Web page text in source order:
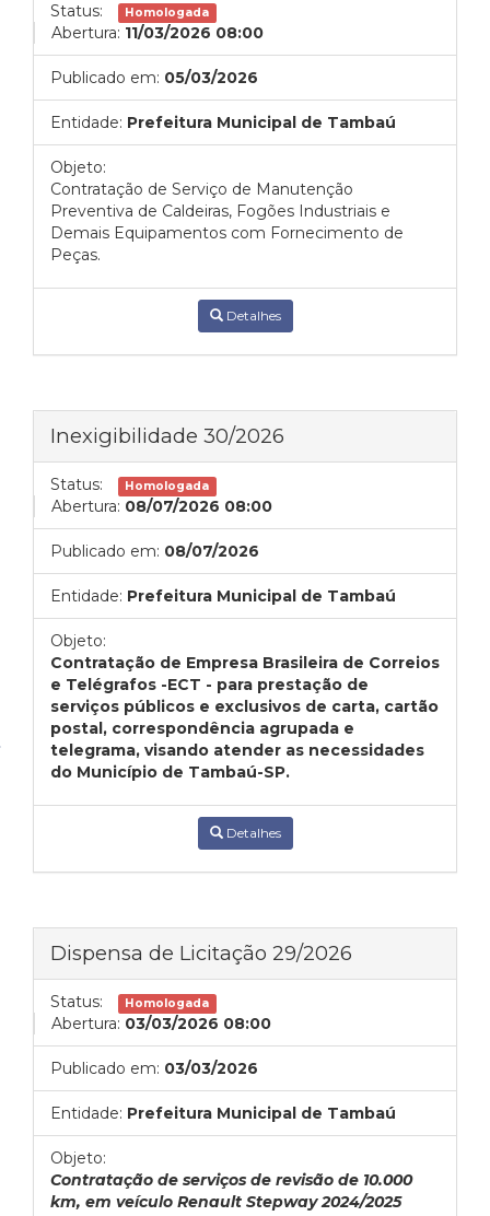
Status: Homologada
Abertura: 11/03/2026 08:00
Publicado em: 05/03/2026
Entidade: Prefeitura Municipal de Tambaú
Objeto:
Contratação de Serviço de Manutenção
Preventiva de Caldeiras, Fogões Industriais e
Demais Equipamentos com Fornecimento de
Peças.
Detalhes
Inexigibilidade 30/2026
Status: Homologada
Abertura: 08/07/2026 08:00
Publicado em: 08/07/2026
Entidade: Prefeitura Municipal de Tambaú
Objeto:
Contratação de Empresa Brasileira de Correios
e Telégrafos -ECT - para prestação de
serviços públicos e exclusivos de carta, cartão
postal, correspondência agrupada e
telegrama, visando atender as necessidades
do Município de Tambaú-SP.
Detalhes
Dispensa de Licitação 29/2026
Status: Homologada
Abertura: 03/03/2026 08:00
Publicado em: 03/03/2026
Entidade: Prefeitura Municipal de Tambaú
Objeto:
Contratação de serviços de revisão de 10.000
km, em veículo Renault Stepway 2024/2025